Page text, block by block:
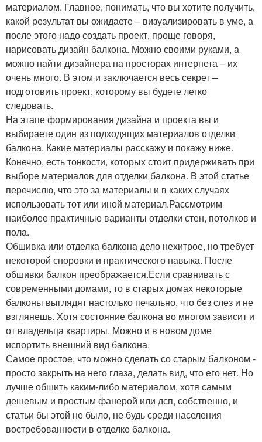
материалом. Главное, понимать, что вы хотите получить,
какой результат вы ожидаете – визуализировать в уме, а
после этого надо создать проект, проще говоря,
нарисовать дизайн балкона. Можно своими руками, а
можно найти дизайнера на просторах интернета – их
очень много. В этом и заключается весь секрет –
подготовить проект, которому вы будете легко
следовать.
На этапе формирования дизайна и проекта вы и
выбираете один из подходящих материалов отделки
балкона. Какие материалы расскажу и покажу ниже.
Конечно, есть тонкости, которых стоит придерживать при
выборе материалов для отделки балкона. В этой статье
перечислю, что это за материалы и в каких случаях
использовать тот или иной материал.Рассмотрим
наиболее практичные варианты отделки стен, потолков и
пола.
Обшивка или отделка балкона дело нехитрое, но требует
некоторой сноровки и практического навыка. После
обшивки балкон преображается.Если сравнивать с
современными домами, то в старых домах некоторые
балконы выглядят настолько печально, что без слез и не
взглянешь. Хотя состояние балкона во многом зависит и
от владельца квартиры. Можно и в новом доме
испортить внешний вид балкона.
Самое простое, что можно сделать со старым балконом -
просто закрыть на него глаза, делать вид, что его нет. Но
лучше обшить каким-либо материалом, хотя самым
дешевым и простым фанерой или дсп, собственно, и
статьи бы этой не было, не будь среди населения
востребованности в отделке балкона.